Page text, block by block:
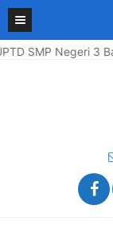
Negeri 3